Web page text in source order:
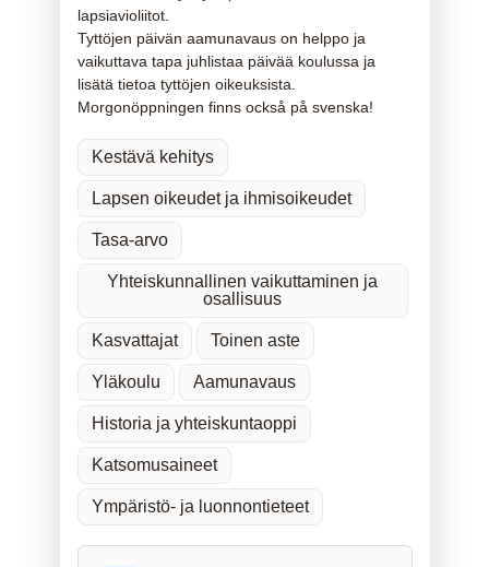
lapsiavioliitot.
Tyttöjen päivän aamunavaus on helppo ja
vaikuttava tapa juhlistaa päivää koulussa ja
lisätä tietoa tyttöjen oikeuksista.
Morgonöppningen finns också på svenska!
Kestävä kehitys
Lapsen oikeudet ja ihmisoikeudet
Tasa-arvo
Yhteiskunnallinen vaikuttaminen ja
osallisuus
Kasvattajat Toinen aste
Yläkoulu Aamunavaus
Historia ja yhteiskuntaoppi
Katsomusaineet
Ympäristö- ja luonnontieteet